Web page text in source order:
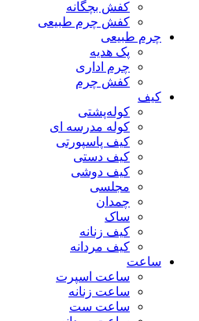
کفش بچگانه
کفش چرم طبیعی
چرم طبیعی
پک هدیه
چرم اداری
کفش چرم
کیف
کوله‌پشتی
کوله مدرسه ای
کیف پاسپورتی
کیف دستی
کیف دوشی
مجلسی
چمدان
ساک
کیف زنانه
کیف مردانه
ساعت
ساعت اسپرت
ساعت زنانه
ساعت ست